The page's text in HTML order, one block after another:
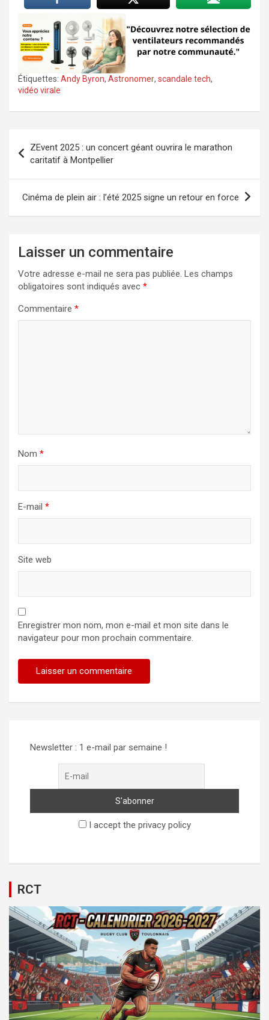
Étiquettes: Andy Byron, Astronomer, scandale tech,
vidéo virale
de
l’article
ZEvent 2025 : un concert géant ouvrira le marathon
caritatif à Montpellier
Cinéma de plein air : l’été 2025 signe un retour en force
Laisser un commentaire
Votre adresse e-mail ne sera pas publiée. Les champs
obligatoires sont indiqués avec *
Commentaire *
Nom *
E-mail *
Site web
Enregistrer mon nom, mon e-mail et mon site dans le
navigateur pour mon prochain commentaire.
Newsletter : 1 e-mail par semaine !
I accept the privacy policy
RCT